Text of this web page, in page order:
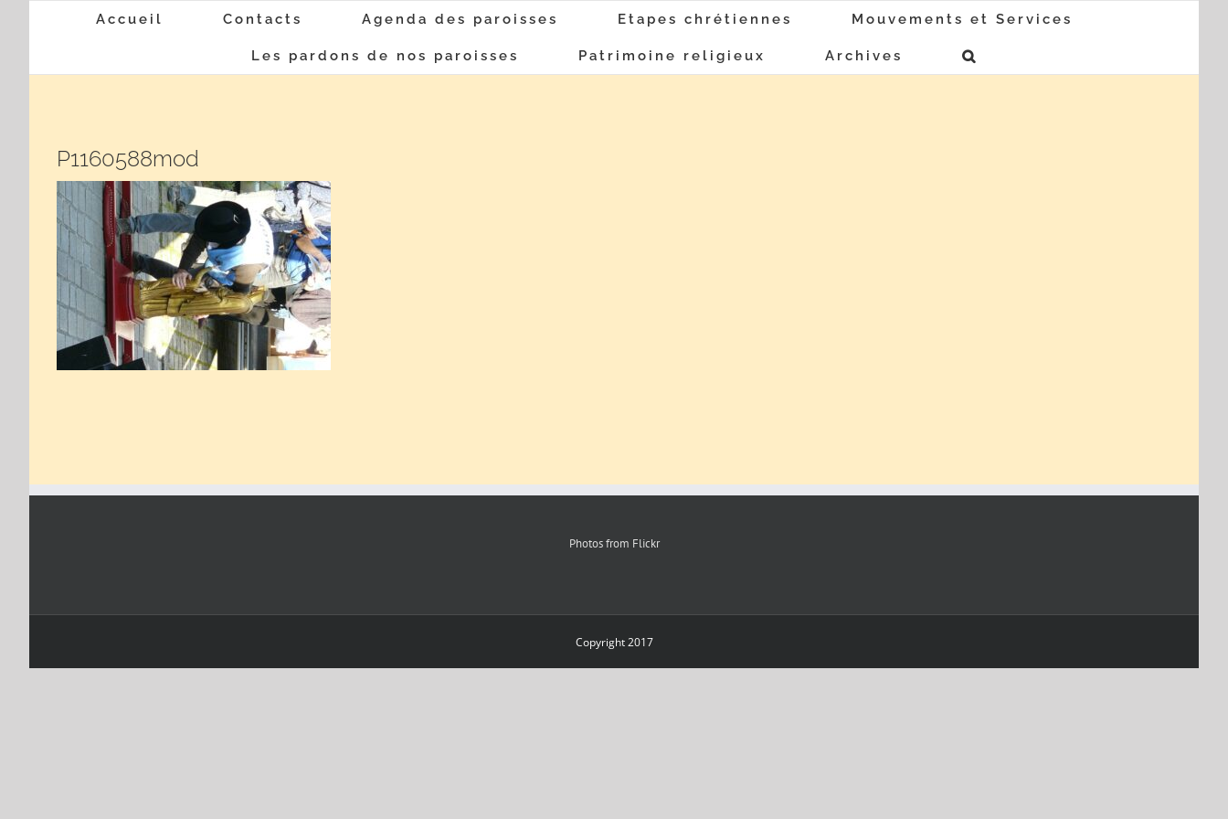
Accueil Contacts Agenda des paroisses Etapes chrétiennes Mouvements et Services
Les pardons de nos paroisses Patrimoine religieux Archives
P1160588mod
Photos from Flickr
Copyright 2017